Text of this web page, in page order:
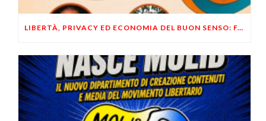
LIBERTÀ, PRIVACY ED ECONOMIA DEL BUON SENSO: FACCO E MUSUMECI A CASALECCHIO DI RENO (BO)